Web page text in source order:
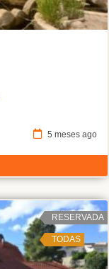
5 meses ago
RESERVADA
TODAS